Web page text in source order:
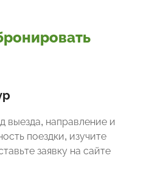
выезда, направление и
поездки, изучите
заявку на сайте